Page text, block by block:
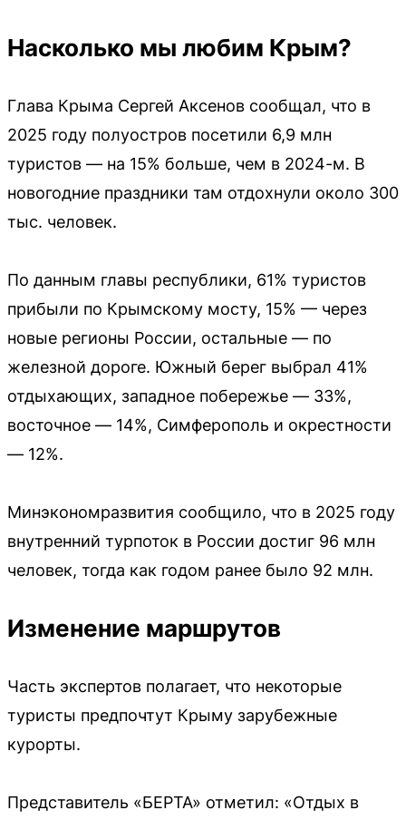
Насколько мы любим Крым?
Глава Крыма Сергей Аксенов сообщал, что в
2025 году полуостров посетили 6,9 млн
туристов — на 15% больше, чем в 2024-м. В
новогодние праздники там отдохнули около 300
тыс. человек.
По данным главы республики, 61% туристов
прибыли по Крымскому мосту, 15% — через
новые регионы России, остальные — по
железной дороге. Южный берег выбрал 41%
отдыхающих, западное побережье — 33%,
восточное — 14%, Симферополь и окрестности
— 12%.
Минэкономразвития сообщило, что в 2025 году
внутренний турпоток в России достиг 96 млн
человек, тогда как годом ранее было 92 млн.
Изменение маршрутов
Часть экспертов полагает, что некоторые
туристы предпочтут Крыму зарубежные
курорты.
Представитель «БЕРТА» отметил: «Отдых в